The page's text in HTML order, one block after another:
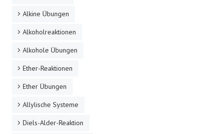
Alkine Übungen
Alkoholreaktionen
Alkohole Übungen
Ether-Reaktionen
Ether Übungen
Allylische Systeme
Diels-Alder-Reaktion